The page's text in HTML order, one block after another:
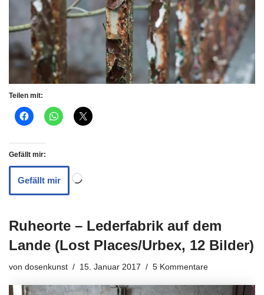
Teilen mit:
Gefällt mir:
Gefällt mir
Ruheorte – Lederfabrik auf dem
Lande (Lost Places/Urbex, 12 Bilder)
von dosenkunst 15. Januar 2017 5 Kommentare